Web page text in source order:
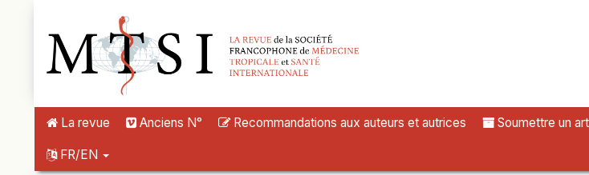
##plugins.themes.novelty.accessible_menu.main_navigation##
##plugins.themes.novelty.accessible_menu.main_content##
##plugins.themes.novelty.accessible_menu.sidebar##
La revue Anciens N° Recommandations aux auteurs et autrices Soumettre un
FR/EN